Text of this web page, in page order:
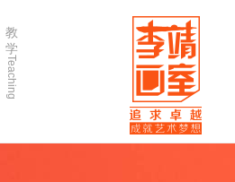
教
学
Teaching